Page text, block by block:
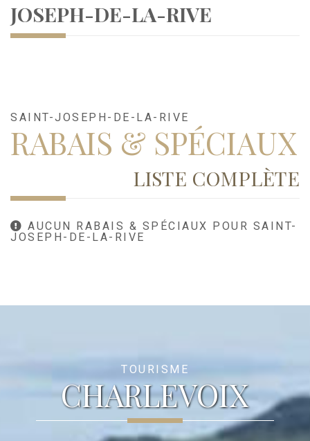
JOSEPH-DE-LA-RIVE
SAINT-JOSEPH-DE-LA-RIVE
RABAIS & SPÉCIAUX
LISTE COMPLÈTE
AUCUN RABAIS & SPÉCIAUX POUR SAINT-
JOSEPH-DE-LA-RIVE
TOURISME
CHARLEVOIX